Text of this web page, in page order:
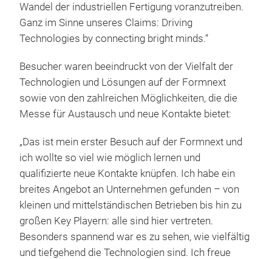
Wandel der industriellen Fertigung voranzutreiben.
Ganz im Sinne unseres Claims: Driving
Technologies by connecting bright minds.“
Besucher waren beeindruckt von der Vielfalt der
Technologien und Lösungen auf der Formnext
sowie von den zahlreichen Möglichkeiten, die die
Messe für Austausch und neue Kontakte bietet:
„Das ist mein erster Besuch auf der Formnext und
ich wollte so viel wie möglich lernen und
qualifizierte neue Kontakte knüpfen. Ich habe ein
breites Angebot an Unternehmen gefunden – von
kleinen und mittelständischen Betrieben bis hin zu
großen Key Playern: alle sind hier vertreten.
Besonders spannend war es zu sehen, wie vielfältig
und tiefgehend die Technologien sind. Ich freue